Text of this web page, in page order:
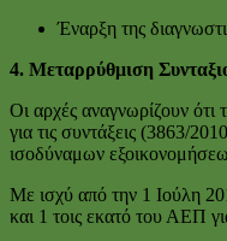
Έναρξη της
4. Μεταρρύθμιση
Οι αρχές αναγνωρίζουν ότι
για τις συντάξεις (3863/
ισοδύναμων
Με ισχύ από την 1 Ιούλη
και 1 τοις εκατό του ΑΕΠ